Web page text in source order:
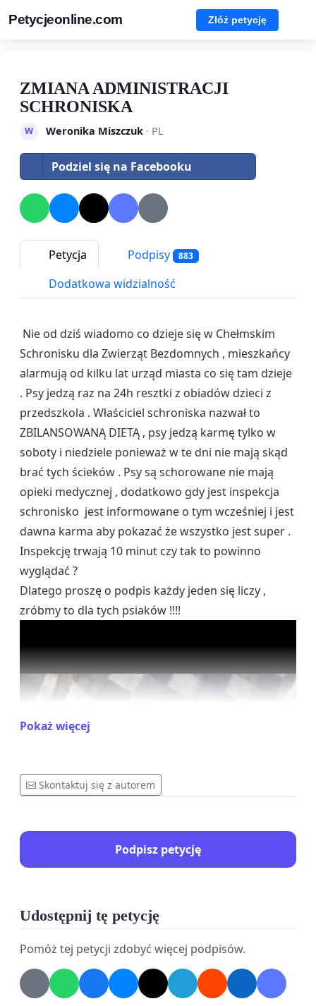
Petycjeonline.com Złóż petycję
ZMIANA ADMINISTRACJI
SCHRONISKA
W Weronika Miszczuk· PL
Podziel się na Facebooku
Petycja Podpisy 883
Dodatkowa widzialność
Nie od dziś wiadomo co dzieje się w Chełmskim
Schronisku dla Zwierząt Bezdomnych , mieszkańcy
alarmują od kilku lat urząd miasta co się tam dzieje
. Psy jedzą raz na 24h resztki z obiadów dzieci z
przedszkola . Właściciel schroniska nazwał to
ZBILANSOWANĄ DIETĄ , psy jedzą karmę tylko w
soboty i niedziele ponieważ w te dni nie mają skąd
brać tych ścieków . Psy są schorowane nie mają
opieki medycznej , dodatkowo gdy jest inspekcja
schronisko jest informowane o tym wcześniej i jest
dawna karma aby pokazać że wszystko jest super .
Inspekcję trwają 10 minut czy tak to powinno
wyglądać ?
Dlatego proszę o podpis każdy jeden się liczy ,
zróbmy to dla tych psiaków !!!!
Pokaż więcej
Skontaktuj się z autorem
Podpisz petycję
Udostępnij tę petycję
Pomóż tej petycji zdobyć więcej podpisów.